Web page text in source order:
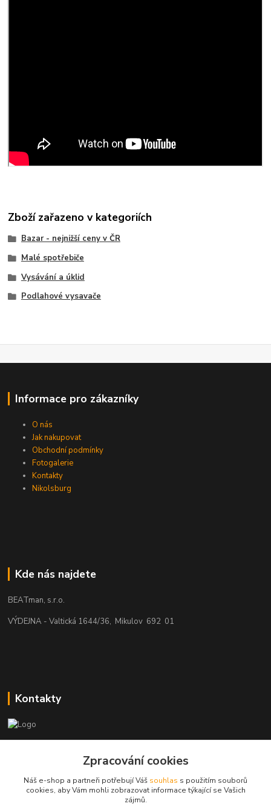
Zboží zařazeno v kategoriích
Bazar - nejnižší ceny v ČR
Malé spotřebiče
Vysávání a úklid
Podlahové vysavače
Informace pro zákazníky
O nás
Jak nakupovat
Obchodní podmínky
Fotogalerie
Kontakty
Nikolsburg
Kde nás najdete
BEATman, s.r.o.
VÝDEJNA - Valtická 1644/36, Mikulov 692 01
Kontakty
elektro@beatman.cz
Zpracování cookies
Náš e-shop a partneři potřebují Váš souhlas s použitím souborů
cookies, aby Vám mohli zobrazovat informace týkající se Vašich
zájmů.